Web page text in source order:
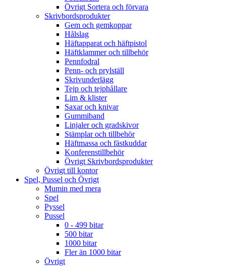
Övrigt Sortera och förvara
Skrivbordsprodukter
Gem och gemkoppar
Hålslag
Häftapparat och häftpistol
Häftklammer och tillbehör
Pennfodral
Penn- och prylställ
Skrivunderlägg
Tejp och tejphållare
Lim & klister
Saxar och knivar
Gummiband
Linjaler och gradskivor
Stämplar och tillbehör
Häftmassa och fästkuddar
Konferenstillbehör
Övrigt Skrivbordsprodukter
Övrigt till kontor
Spel, Pussel och Övrigt
Mumin med mera
Spel
Pyssel
Pussel
0 - 499 bitar
500 bitar
1000 bitar
Fler än 1000 bitar
Övrigt